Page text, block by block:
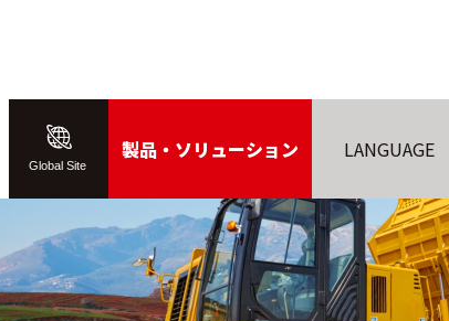
製品・ソリューション LANGUAGE